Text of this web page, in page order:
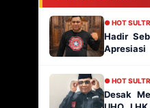
● HOT
Hadir
● HOT
Desak